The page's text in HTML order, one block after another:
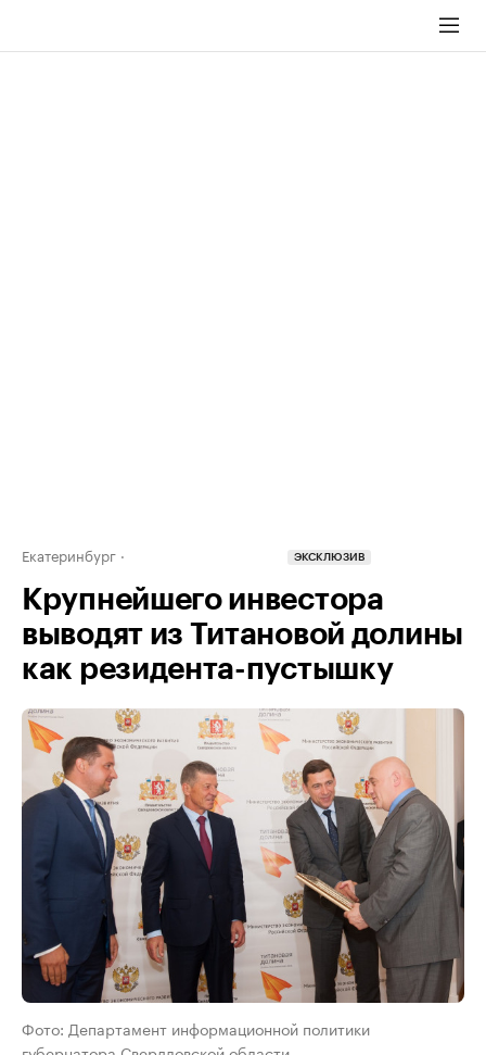
Екатеринбург ЭКСКЛЮЗИВ
Крупнейшего инвестора
выводят из Титановой долины
как резидента-пустышку
Фото: Департамент информационной политики